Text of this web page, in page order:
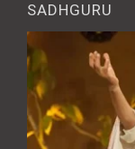
SADHGURU